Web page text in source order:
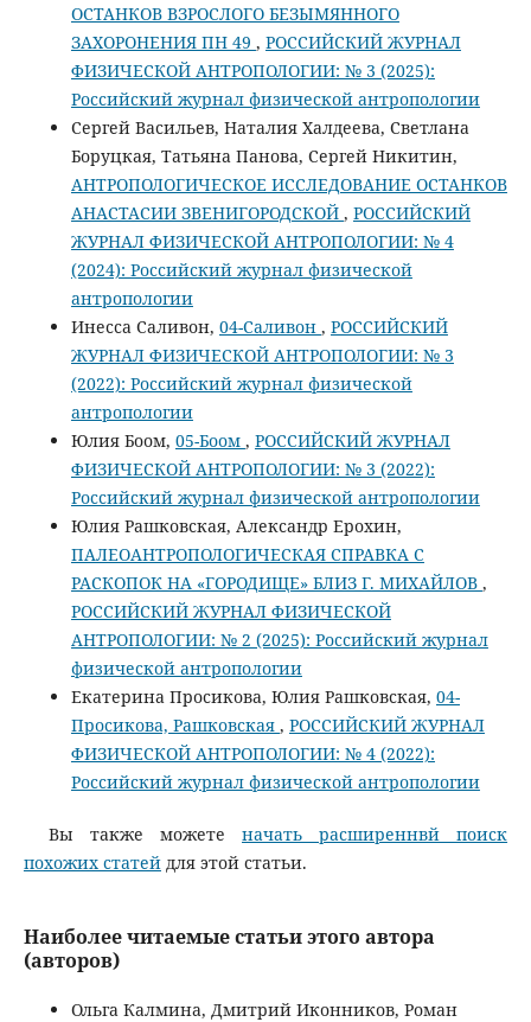
ОСТАНКОВ ВЗРОСЛОГО БЕЗЫМЯННОГО
ЗАХОРОНЕНИЯ ПН 49 , РОССИЙСКИЙ ЖУРНАЛ
ФИЗИЧЕСКОЙ АНТРОПОЛОГИИ: № 3 (2025):
Российский журнал физической антропологии
Сергей Васильев, Наталия Халдеева, Светлана
Боруцкая, Татьяна Панова, Сергей Никитин,
АНТРОПОЛОГИЧЕСКОЕ ИССЛЕДОВАНИЕ ОСТАНКОВ
АНАСТАСИИ ЗВЕНИГОРОДСКОЙ , РОССИЙСКИЙ
ЖУРНАЛ ФИЗИЧЕСКОЙ АНТРОПОЛОГИИ: № 4
(2024): Российский журнал физической
антропологии
Инесса Саливон, 04-Саливон , РОССИЙСКИЙ
ЖУРНАЛ ФИЗИЧЕСКОЙ АНТРОПОЛОГИИ: № 3
(2022): Российский журнал физической
антропологии
Юлия Боом, 05-Боом , РОССИЙСКИЙ ЖУРНАЛ
ФИЗИЧЕСКОЙ АНТРОПОЛОГИИ: № 3 (2022):
Российский журнал физической антропологии
Юлия Рашковская, Александр Ерохин,
ПАЛЕОАНТРОПОЛОГИЧЕСКАЯ СПРАВКА С
РАСКОПОК НА «ГОРОДИЩЕ» БЛИЗ Г. МИХАЙЛОВ ,
РОССИЙСКИЙ ЖУРНАЛ ФИЗИЧЕСКОЙ
АНТРОПОЛОГИИ: № 2 (2025): Российский журнал
физической антропологии
Екатерина Просикова, Юлия Рашковская, 04-
Просикова, Рашковская , РОССИЙСКИЙ ЖУРНАЛ
ФИЗИЧЕСКОЙ АНТРОПОЛОГИИ: № 4 (2022):
Российский журнал физической антропологии
Вы также можетеначать расширеннвй поиск
похожих статейдля этой статьи.
Наиболее читаемые статьи этого автора
(авторов)
Ольга Калмина, Дмитрий Иконников, Роман